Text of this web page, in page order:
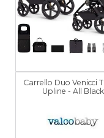
Carrello Duo Venicci
Upline - All Black